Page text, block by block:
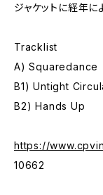
ジャケットに経年に
Tracklist
A) Squaredance
B1) Untight
B2) Hands Up
https://
10662